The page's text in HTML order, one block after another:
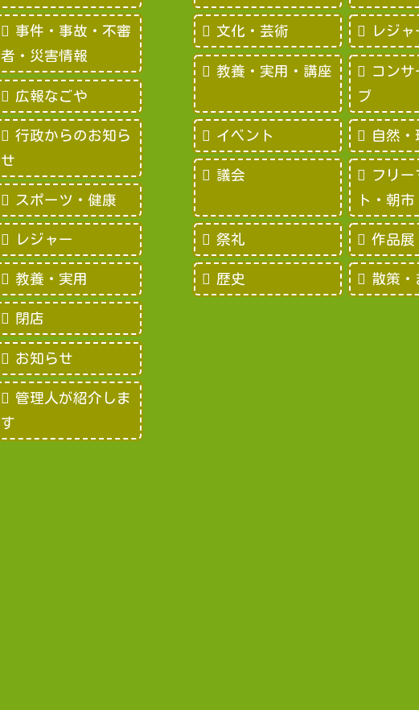
事件・事故・不審
者・災害情報
広報なごや
行政からのお知ら
せ
スポーツ・健康
レジャー
教養・実用
閉店
お知らせ
管理人が紹介しま
す
文化・芸術 レジャ
教養・実用・講座
コンサ
ブ
イベント 自然・
議会
フリー
ト・朝市
祭礼 作品展
歴史 散策・